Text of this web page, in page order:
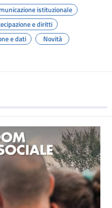
istituzionale
e diritti
e dati Novità